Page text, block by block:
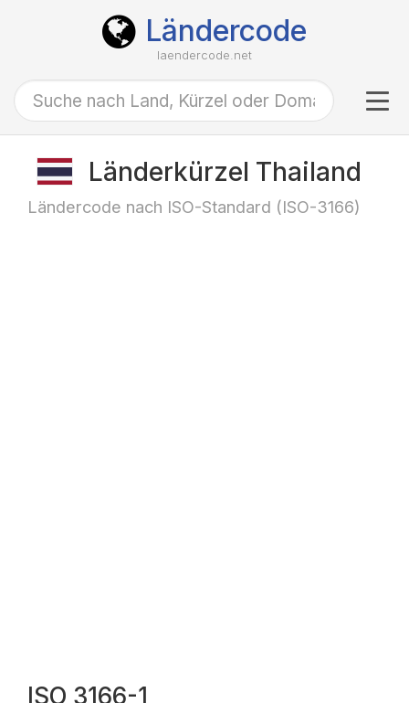
Ländercode
laendercode.net
Länderkürzel Thailand
Ländercode nach ISO-Standard (ISO-3166)
ISO 3166-1